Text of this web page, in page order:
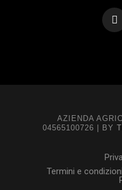
AZIENDA
04565100726 | BY
Termini e